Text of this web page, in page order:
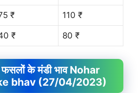
₹ 110 ₹
₹ 80 ₹
के मंडी भाव Nohar
bhav (27/04/2023)